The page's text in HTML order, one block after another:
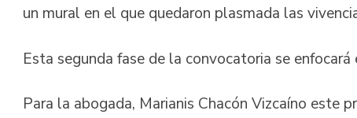
un mural en el que quedaron plasmada las
Esta segunda fase de la convocatoria se
Para la abogada, Marianis Chacón Vizcaíno este